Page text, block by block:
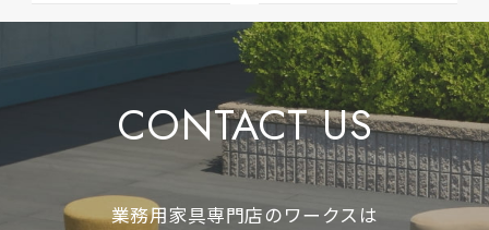
CONTACT US
業務用家具専門店のワークスは